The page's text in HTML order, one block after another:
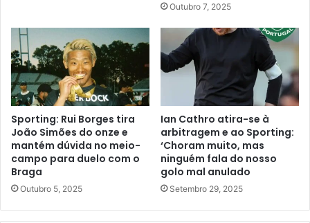
Outubro 7, 2025
Sporting: Rui Borges tira
João Simões do onze e
mantém dúvida no meio-
campo para duelo com o
Braga
Outubro 5, 2025
Ian Cathro atira-se à
arbitragem e ao Sporting:
‘Choram muito, mas
ninguém fala do nosso
golo mal anulado
Setembro 29, 2025